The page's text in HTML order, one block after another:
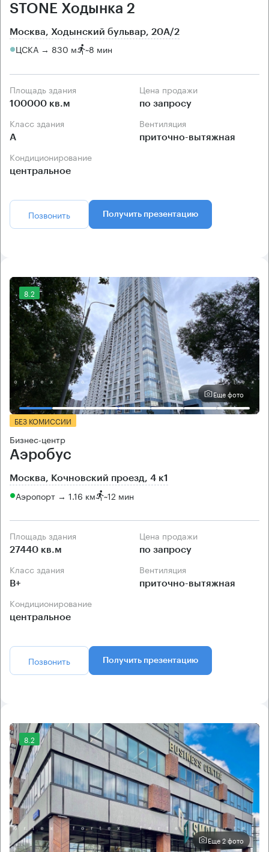
STONE Ходынка 2
Москва, Ходынский бульвар, 20А/2
ЦСКА → 830 м ~8 мин
Площадь здания
100000 кв.м
Цена продажи
по запросу
Класс здания
А
Вентиляция
приточно-вытяжная
Кондиционирование
центральное
Позвонить Получить презентацию
8.2
Еще фото
БЕЗ КОМИССИИ
Бизнес-центр
Аэробус
Москва, Кочновский проезд, 4 к1
Аэропорт → 1.16 км ~12 мин
Площадь здания
27440 кв.м
Цена продажи
по запросу
Класс здания
B+
Вентиляция
приточно-вытяжная
Кондиционирование
центральное
Позвонить Получить презентацию
8.2
Еще 2 фото